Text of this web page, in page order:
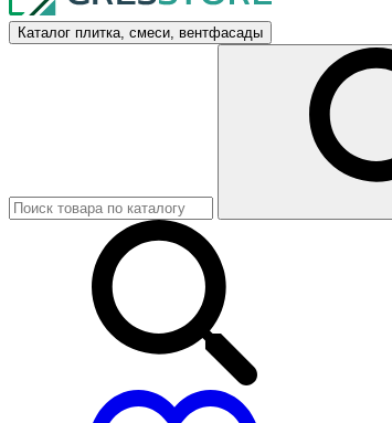
Каталог плитка, смеси, вентфасады